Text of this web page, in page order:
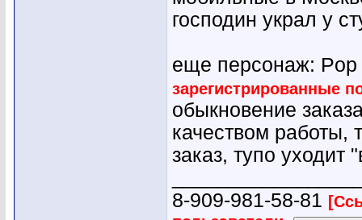
господин украл у
еще персонаж: Pop
зарегистрированные
обыкновение
качеством работы,
заказ, тупо уходит
8-909-981-58-81